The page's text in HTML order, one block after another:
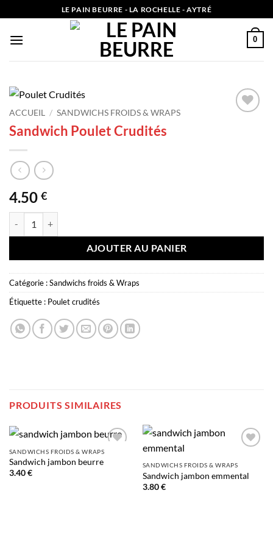
au
contenu
LE PAIN BEURRE - LA ROCHELLE - AYTRÉ
0
ACCUEIL / SANDWICHS FROIDS & WRAPS
Sandwich Poulet Crudités
4.50 €
AJOUTER AU PANIER
Catégorie :Sandwichs froids & Wraps
Étiquette : Poulet crudités
PRODUITS SIMILAIRES
Add to
wishlist
SANDWICHS FROIDS & WRAPS
Sandwich jambon beurre
3.40€
wishlist
SANDWICHS FROIDS & WRAPS
Sandwich jambon emmental
3.80€